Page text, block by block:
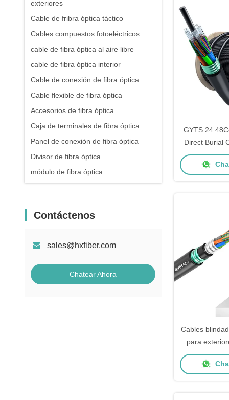
exteriores
Cable de fribra óptica táctico
Cables compuestos fotoeléctricos
cable de fibra óptica al aire libre
cable de fibra óptica interior
Cable de conexión de fibra óptica
Cable flexible de fibra óptica
Accesorios de fibra óptica
Caja de terminales de fibra óptica
Panel de conexión de fibra óptica
Divisor de fibra óptica
módulo de fibra óptica
Contáctenos
sales@hxfiber.com
Chatear Ahora
GYTS 24
Direct Burial
de fibra
Cables
para